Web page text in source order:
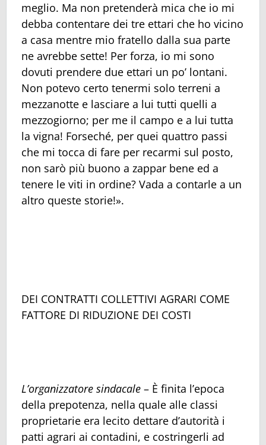
meglio. Ma non pretenderà mica che io mi
debba contentare dei tre ettari che ho vicino
a casa mentre mio fratello dalla sua parte
ne avrebbe sette! Per forza, io mi sono
dovuti prendere due ettari un po’ lontani.
Non potevo certo tenermi solo terreni a
mezzanotte e lasciare a lui tutti quelli a
mezzogiorno; per me il campo e a lui tutta
la vigna! Forseché, per quei quattro passi
che mi tocca di fare per recarmi sul posto,
non sarò più buono a zappar bene ed a
tenere le viti in ordine? Vada a contarle a un
altro queste storie!».
DEI CONTRATTI COLLETTIVI AGRARI COME
FATTORE DI RIDUZIONE DEI COSTI
L’organizzatore sindacale – È finita l’epoca
della prepotenza, nella quale alle classi
proprietarie era lecito dettare d’autorità i
patti agrari ai contadini, e costringerli ad